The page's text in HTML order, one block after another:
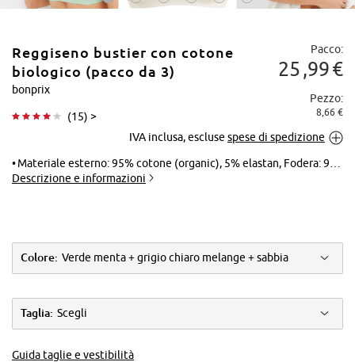
ingrandire
Reggiseno bustier con cotone
biologico (pacco da 3)
bonprix
(15) >
Pacco:
25 99€
Pezzo:
8,66 €
IVA inclusa, escluse spese di spedizione
Materiale esterno: 95% cotone (organic), 5% elastan, Fodera: 95% cotone (organic), 5% elastan
Descrizione e informazioni
Colore: Verde menta + grigio chiaro melange + sabbia
Taglia: Scegli
Guida taglie e vestibilità